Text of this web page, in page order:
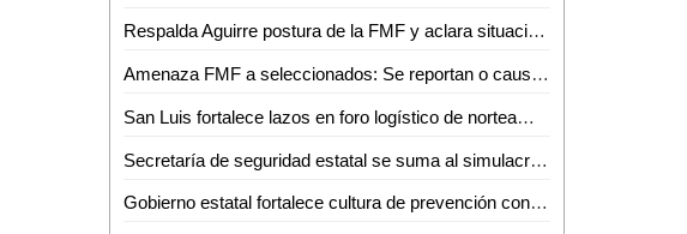
Respalda Aguirre postura de la FMF y aclara situación de seleccionados
Amenaza FMF a seleccionados: Se reportan o causan baja de la Selección
San Luis fortalece lazos en foro logístico de norteamérica
Secretaría de seguridad estatal se suma al simulacro nacional 2026
Gobierno estatal fortalece cultura de prevención con amplia participación en simulacro nacional 2026